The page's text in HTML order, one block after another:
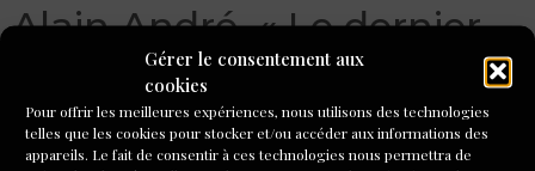
Gérer le consentement aux
cookies
Pour offrir les meilleures expériences, nous utilisons des technologies
telles que les cookies pour stocker et/ou accéder aux informations des
appareils. Le fait de consentir à ces technologies nous permettra de
Alain André, « Le dernier
amour de Leoš Janáček »
ou le roman d’un
biographe